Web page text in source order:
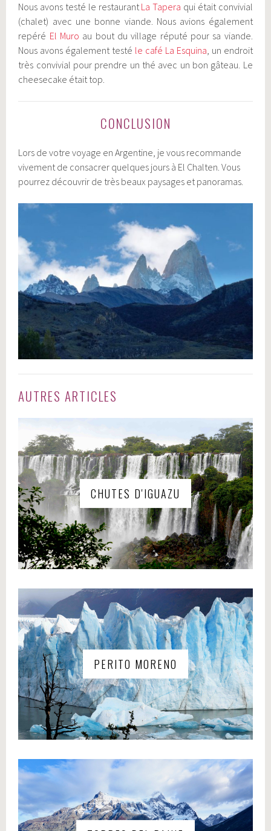
Nous avons testé le restaurantLa Tapera qui était convivial
(chalet) avec une bonne viande. Nous avions également
repéré El Muro au bout du village réputé pour sa viande.
Nous avons également testé le café La Esquina, un endroit
très convivial pour prendre un thé avec un bon gâteau. Le
cheesecake était top.
CONCLUSION
Lors de votre voyage en Argentine, je vous recommande
vivement de consacrer quelques jours à El Chalten. Vous
pourrez découvrir de très beaux paysages et panoramas.
AUTRES ARTICLES
CHUTES D'IGUAZU
PERITO MORENO